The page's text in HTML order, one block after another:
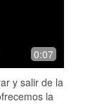
0:07
y salir de la
la